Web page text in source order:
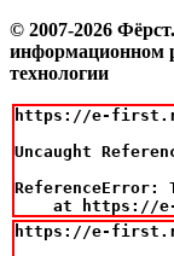
© 2007-2026
информационном
технологии
https://e-first.ru/
Uncaught
ReferenceError:
at https://
https://e-first.ru/